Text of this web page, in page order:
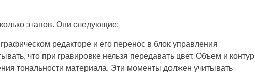
этапов. Они следующие:
редакторе и его перенос в блок управления
что при гравировке нельзя передавать цвет. Объем и контур
тональности материала. Эти моменты должен учитывать